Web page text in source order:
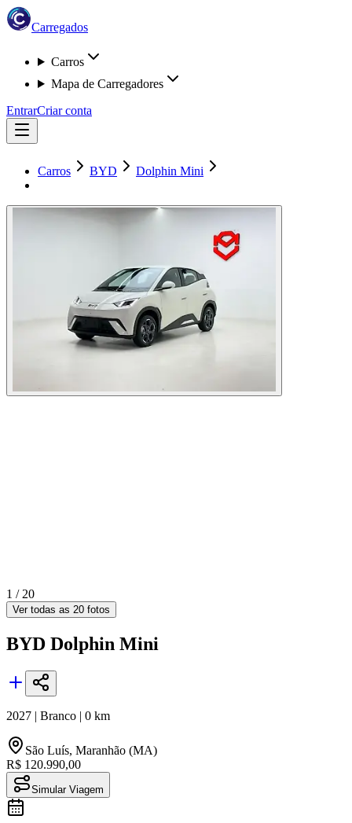
Carregados
Carros
Mapa de Carregadores
EntrarCriar conta
Carros BYD Dolphin Mini
1 / 20
Ver todas as 20 fotos
BYD Dolphin Mini
2027 | Branco | 0 km
São Luís, Maranhão (MA)
R$ 120.990,00
Simular Viagem